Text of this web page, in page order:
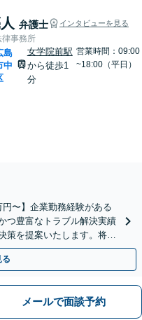
弁護士 インタビューを見る
律事務所
島
中
女学院前駅
から徒歩1
分
営業時間：09:00
~18:00（平日）
円〜】企業勤務経験がある
つ豊富なトラブル解決実績
を提案いたします。将来
す。
る
メールで面談予約